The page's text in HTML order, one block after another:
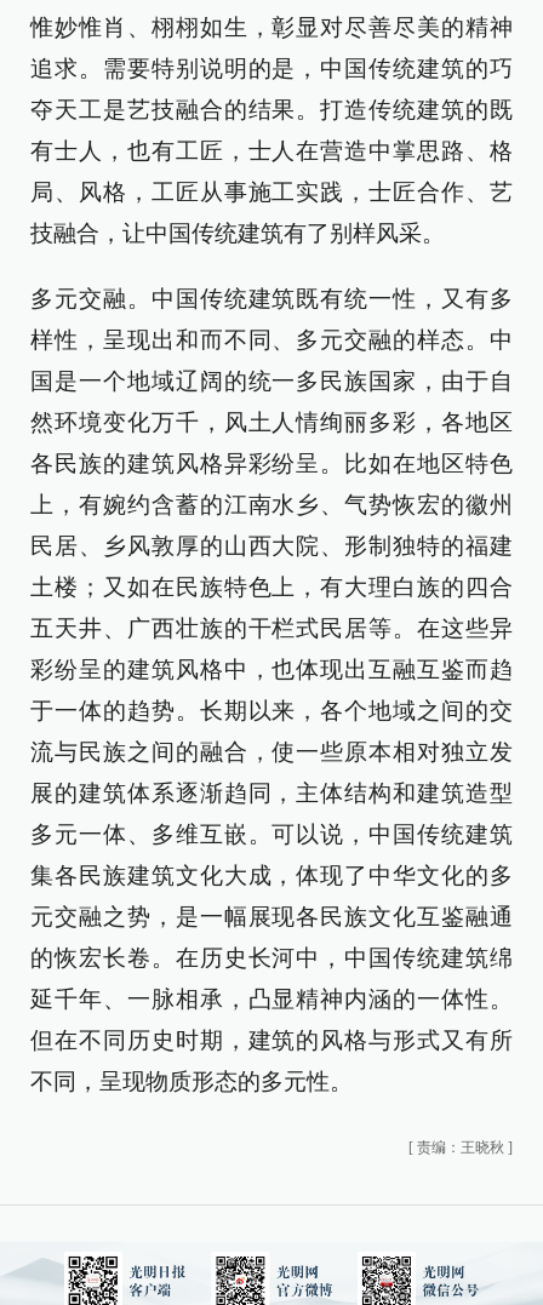
惟妙惟肖、栩栩如生，彰显对尽善尽美的精神
追求。需要特别说明的是，中国传统建筑的巧
夺天工是艺技融合的结果。打造传统建筑的既
有士人，也有工匠，士人在营造中掌思路、格
局、风格，工匠从事施工实践，士匠合作、艺
技融合，让中国传统建筑有了别样风采。
多元交融。中国传统建筑既有统一性，又有多
样性，呈现出和而不同、多元交融的样态。中
国是一个地域辽阔的统一多民族国家，由于自
然环境变化万千，风土人情绚丽多彩，各地区
各民族的建筑风格异彩纷呈。比如在地区特色
上，有婉约含蓄的江南水乡、气势恢宏的徽州
民居、乡风敦厚的山西大院、形制独特的福建
土楼；又如在民族特色上，有大理白族的四合
五天井、广西壮族的干栏式民居等。在这些异
彩纷呈的建筑风格中，也体现出互融互鉴而趋
于一体的趋势。长期以来，各个地域之间的交
流与民族之间的融合，使一些原本相对独立发
展的建筑体系逐渐趋同，主体结构和建筑造型
多元一体、多维互嵌。可以说，中国传统建筑
集各民族建筑文化大成，体现了中华文化的多
元交融之势，是一幅展现各民族文化互鉴融通
的恢宏长卷。在历史长河中，中国传统建筑绵
延千年、一脉相承，凸显精神内涵的一体性。
但在不同历史时期，建筑的风格与形式又有所
不同，呈现物质形态的多元性。
[ 责编：王晓秋 ]